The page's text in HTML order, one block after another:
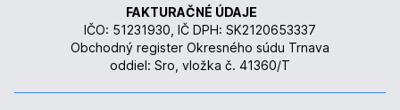
FAKTURAČNÉ ÚDAJE
IČO: 51231930, IČ DPH: SK2120653337
Obchodný register Okresného súdu Trnava
oddiel: Sro, vložka č. 41360/T